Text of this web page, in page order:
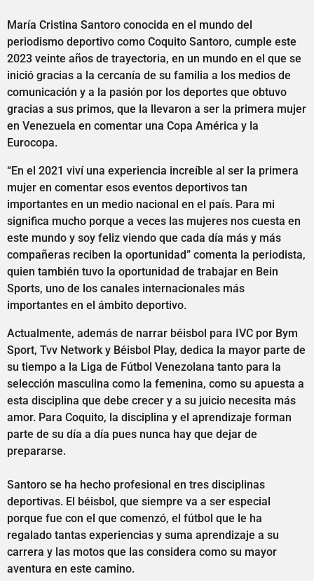
María Cristina Santoro conocida en el mundo del
periodismo deportivo como Coquito Santoro, cumple este
2023 veinte años de trayectoria, en un mundo en el que se
inició gracias a la cercanía de su familia a los medios de
comunicación y a la pasión por los deportes que obtuvo
gracias a sus primos, que la llevaron a ser la primera mujer
en Venezuela en comentar una Copa América y la
Eurocopa.
“En el 2021 viví una experiencia increíble al ser la primera
mujer en comentar esos eventos deportivos tan
importantes en un medio nacional en el país. Para mi
significa mucho porque a veces las mujeres nos cuesta en
este mundo y soy feliz viendo que cada día más y más
compañeras reciben la oportunidad” comenta la periodista,
quien también tuvo la oportunidad de trabajar en Bein
Sports, uno de los canales internacionales más
importantes en el ámbito deportivo.
Actualmente, además de narrar béisbol para IVC por Bym
Sport, Tvv Network y Béisbol Play, dedica la mayor parte de
su tiempo a la Liga de Fútbol Venezolana tanto para la
selección masculina como la femenina, como su apuesta a
esta disciplina que debe crecer y a su juicio necesita más
amor. Para Coquito, la disciplina y el aprendizaje forman
parte de su día a día pues nunca hay que dejar de
prepararse.
Santoro se ha hecho profesional en tres disciplinas
deportivas. El béisbol, que siempre va a ser especial
porque fue con el que comenzó, el fútbol que le ha
regalado tantas experiencias y suma aprendizaje a su
carrera y las motos que las considera como su mayor
aventura en este camino.